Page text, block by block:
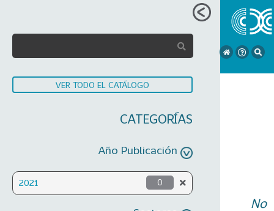
VER TODO EL CATÁLOGO
CATEGORÍAS
Año Publicación
2021 0
No